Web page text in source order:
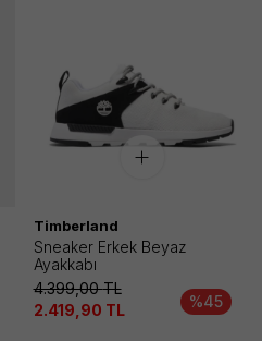
Timberland
Sneaker Erkek Beyaz
Ayakkabı
4.399,00TL
2.419,90 TL %45